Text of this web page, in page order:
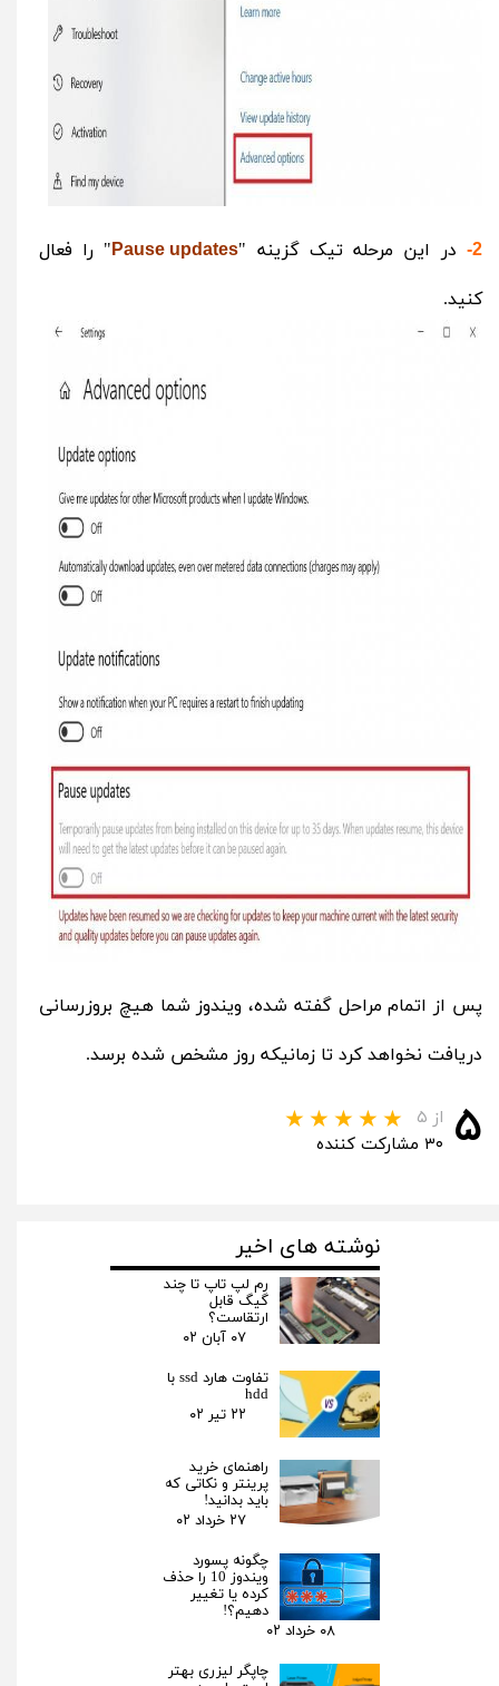
2- در این مرحله تیک گزینه "Pause updates " را فعال
کنید.
پس از اتمام مراحل گفته شده، ویندوز شما هیچ بروزرسانی
دریافت نخواهد کرد تا زمانیکه روز مشخص شده برسد.
۵ از ۵
۳۰ مشارکت کننده
نوشته های اخیر
رم لپ تاپ تا چند
گیگ قابل
ارتقاست؟
۰۷ آبان ۰۲
تفاوت هارد ssd با
hdd
۲۲ تیر ۰۲
راهنمای خرید
پرینتر و نکاتی که
باید بدانید!
۲۷ خرداد ۰۲
چگونه پسورد
ویندوز 10 را حذف
کرده یا تغییر
دهیم؟!
۰۸ خرداد ۰۲
چاپگر لیزری بهتر